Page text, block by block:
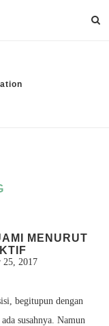
MENURUT
25, 2017
begitupun dengan
susahnya. Namun